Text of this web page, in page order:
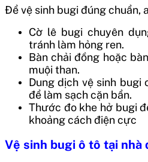
Để vệ sinh bugi đúng chuẩn,
Cờ lê bugi chuyên
tránh làm hỏng ren.
Bàn chải đồng hoặc
muội than.
Dung dịch vệ sinh bugi
để làm sạch cặn bẩn.
Thước đo khe hở bugi
khoảng cách điện cực
Vệ sinh bugi ô tô tại nhà